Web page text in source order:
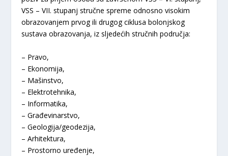
VSS – VII. stupanj stručne spreme odnosno visokim
obrazovanjem prvog ili drugog ciklusa bolonjskog
sustava obrazovanja, iz sljedećih stručnih područja:
– Pravo,
– Ekonomija,
– Mašinstvo,
– Elektrotehnika,
– Informatika,
– Građevinarstvo,
– Geologija/geodezija,
– Arhitektura,
– Prostorno uređenje,